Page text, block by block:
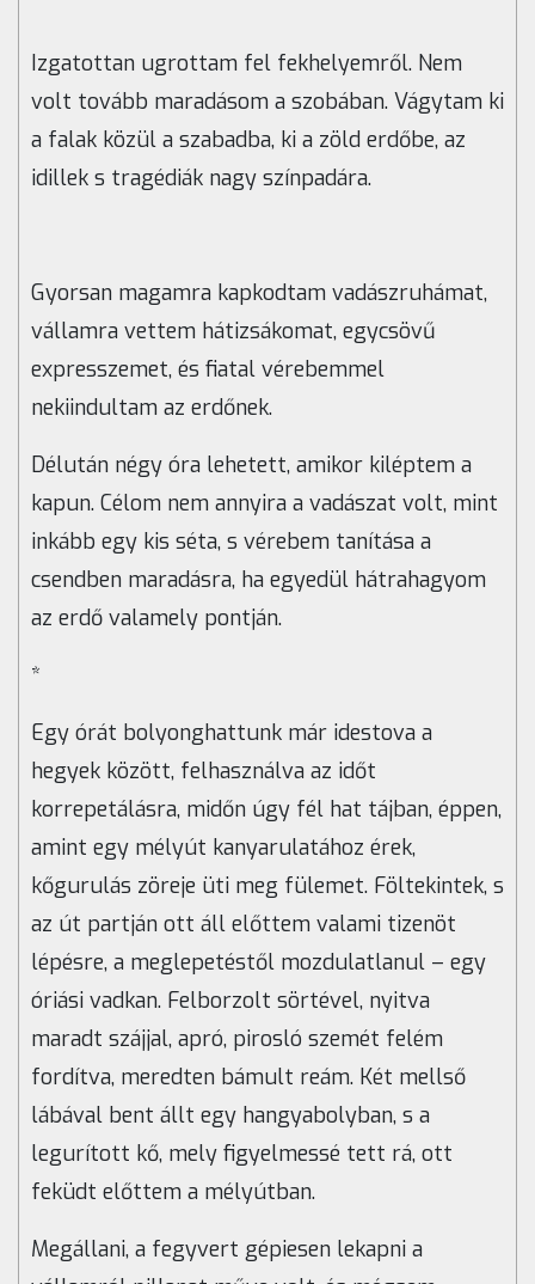
Izgatottan ugrottam fel fekhelyemről. Nem
volt tovább maradásom a szobában. Vágytam ki
a falak közül a szabadba, ki a zöld erdőbe, az
idillek s tragédiák nagy színpadára.
Gyorsan magamra kapkodtam vadászruhámat,
vállamra vettem hátizsákomat, egycsövű
expresszemet, és fiatal vérebemmel
nekiindultam az erdőnek.
Délután négy óra lehetett, amikor kiléptem a
kapun. Célom nem annyira a vadászat volt, mint
inkább egy kis séta, s vérebem tanítása a
csendben maradásra, ha egyedül hátrahagyom
az erdő valamely pontján.
*
Egy órát bolyonghattunk már idestova a
hegyek között, felhasználva az időt
korrepetálásra, midőn úgy fél hat tájban, éppen,
amint egy mélyút kanyarulatához érek,
kőgurulás zöreje üti meg fülemet. Föltekintek, s
az út partján ott áll előttem valami tizenöt
lépésre, a meglepetéstől mozdulatlanul – egy
óriási vadkan. Felborzolt sörtével, nyitva
maradt szájjal, apró, pirosló szemét felém
fordítva, meredten bámult reám. Két mellső
lábával bent állt egy hangyabolyban, s a
legurított kő, mely figyelmessé tett rá, ott
feküdt előttem a mélyútban.
Megállani, a fegyvert gépiesen lekapni a